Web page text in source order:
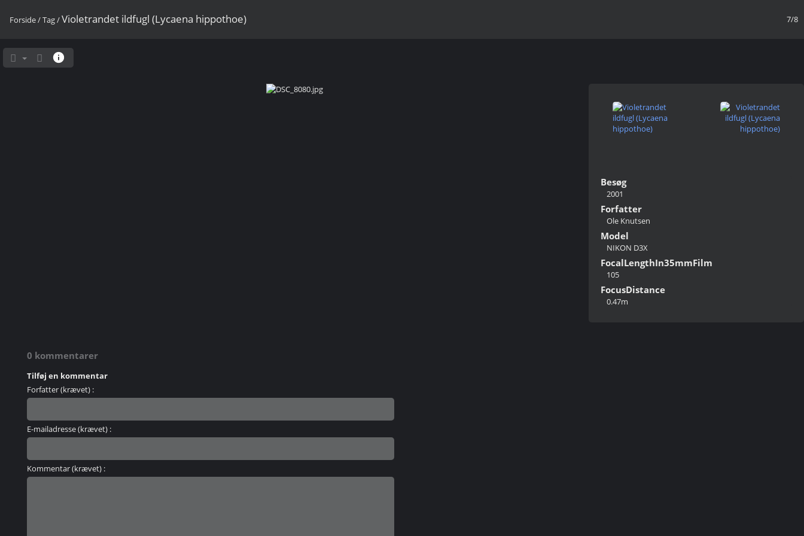
7/8
Forside/Tag/Violetrandet ildfugl (Lycaena hippothoe)
Besøg
2001
Forfatter
Ole Knutsen
Model
NIKON D3X
FocalLengthIn35mmFilm
105
FocusDistance
0.47m
0 kommentarer
Tilføj en kommentar
Forfatter (krævet) :
E-mailadresse (krævet) :
Kommentar (krævet) :